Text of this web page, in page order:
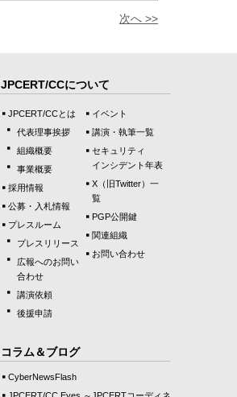
次へ >>
JPCERT/CCについて
JPCERT/CCとは
代表理事挨拶
組織概要
事業概要
採用情報
公募・入札情報
プレスルーム
プレスリリース
広報へのお問い
合わせ
講演依頼
後援申請
イベント
講演・執筆一覧
セキュリティ
インシデント年表
X（旧Twitter）一
覧
PGP公開鍵
関連組織
お問い合わせ
コラム＆ブログ
CyberNewsFlash